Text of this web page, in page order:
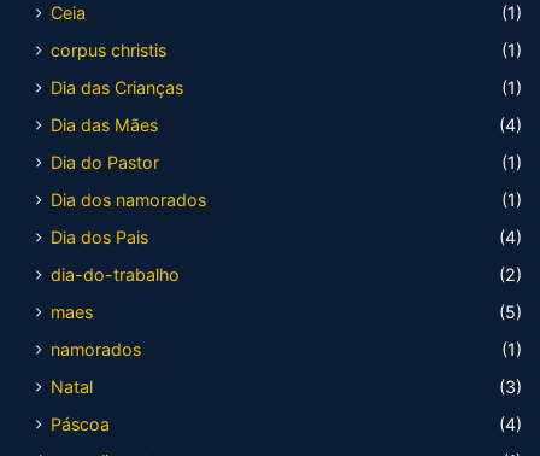
Ceia
(1)
corpus christis
(1)
Dia das Crianças
(1)
Dia das Mães
(4)
Dia do Pastor
(1)
Dia dos namorados
(1)
Dia dos Pais
(4)
dia-do-trabalho
(2)
maes
(5)
namorados
(1)
Natal
(3)
Páscoa
(4)